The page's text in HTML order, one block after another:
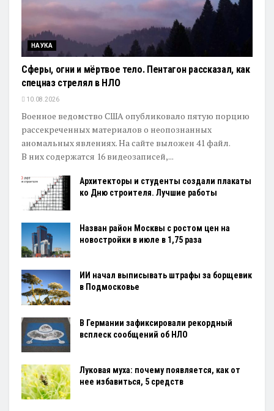
НАУКА
Сферы, огни и мёртвое тело. Пентагон рассказал, как
спецназ стрелял в НЛО
10.08.2026
Военное ведомство США опубликовало пятую порцию
рассекреченных материалов о неопознанных
аномальных явлениях. На сайте выложен 41 файл.
В них содержатся 16 видеозаписей,...
Архитекторы и студенты создали плакаты
ко Дню строителя. Лучшие работы
Назван район Москвы с ростом цен на
новостройки в июле в 1,75 раза
ИИ начал выписывать штрафы за борщевик
в Подмосковье
В Германии зафиксировали рекордный
всплеск сообщений об НЛО
Луковая муха: почему появляется, как от
нее избавиться, 5 средств